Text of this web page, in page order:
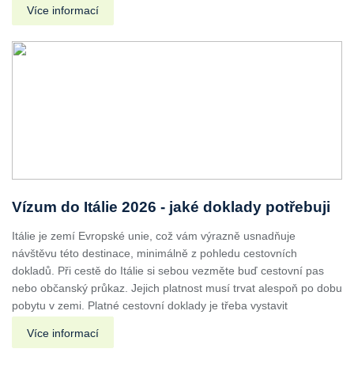
Více informací
Vízum do Itálie 2026 - jaké doklady potřebuji
Itálie je zemí Evropské unie, což vám výrazně usnadňuje
návštěvu této destinace, minimálně z pohledu cestovních
dokladů. Při cestě do Itálie si sebou vezměte buď cestovní pas
nebo občanský průkaz. Jejich platnost musí trvat alespoň po dobu
pobytu v zemi. Platné cestovní doklady je třeba vystavit
Více informací